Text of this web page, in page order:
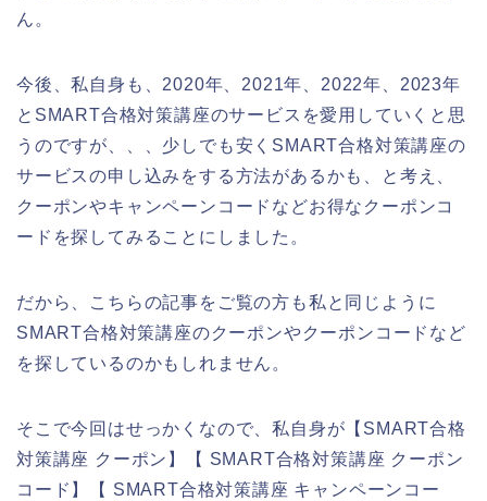
ん。
今後、私自身も、2020年、2021年、2022年、2023年
とSMART合格対策講座のサービスを愛用していくと思
うのですが、、、少しでも安くSMART合格対策講座の
サービスの申し込みをする方法があるかも、と考え、
クーポンやキャンペーンコードなどお得なクーポンコ
ードを探してみることにしました。
だから、こちらの記事をご覧の方も私と同じように
SMART合格対策講座のクーポンやクーポンコードなど
を探しているのかもしれません。
そこで今回はせっかくなので、私自身が【SMART合格
対策講座 クーポン】【 SMART合格対策講座 クーポン
コード】【 SMART合格対策講座 キャンペーンコー